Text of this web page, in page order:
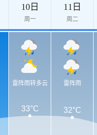
10日
周一
11日
周二
雷阵雨转多云 雷阵雨
33°C
32°C